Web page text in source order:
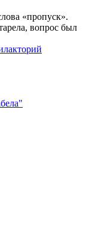
«пропуск».
вопрос был